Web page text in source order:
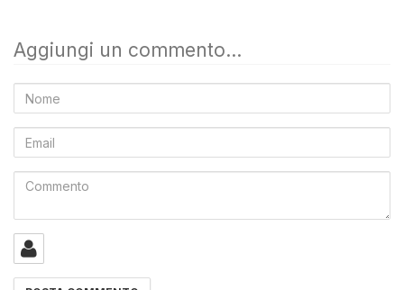
Aggiungi un commento...
Nome
Email
Commento